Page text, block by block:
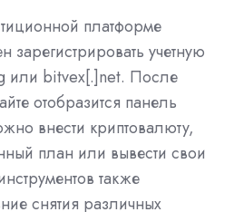
платформе
зарегистрировать учетную
или bitvex[.]net. После
отобразится панель
внести криптовалюту,
план или вывести свои
также
снятия различных